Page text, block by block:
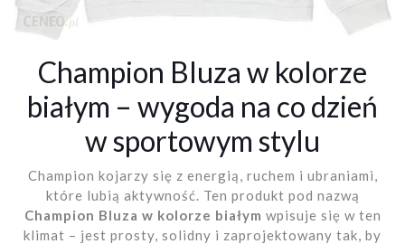
Champion Bluza w kolorze
białym – wygoda na co dzień
w sportowym stylu
Champion kojarzy się z energią, ruchem i ubraniami,
które lubią aktywność. Ten produkt pod nazwą
Champion Bluza w kolorze białym wpisuje się w ten
klimat – jest prosty, solidny i zaprojektowany tak, by